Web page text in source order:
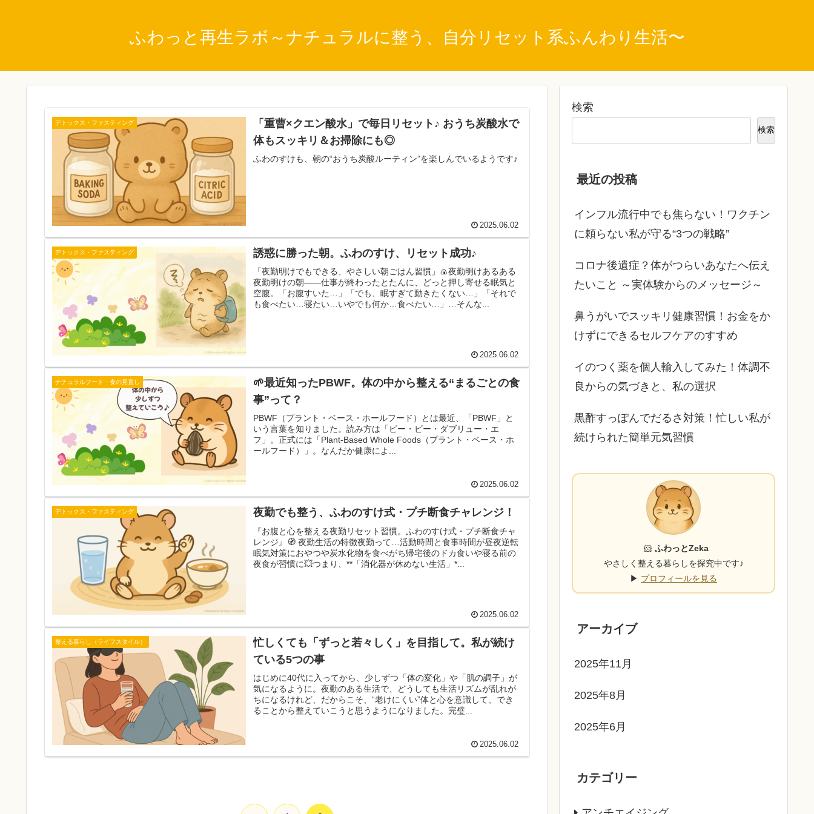
ふわっと再生ラボ～ナチュラルに整う、自分リセット系ふんわり生活〜
デトックス・ファスティング
「重曹×クエン酸水」で毎日リセット♪ おうち炭酸水で
体もスッキリ＆お掃除にも◎
ふわのすけも、朝の“おうち炭酸ルーティン”を楽しんでいるようです♪
2025.06.02
デトックス・ファスティング 誘惑に勝った朝。ふわのすけ、リセット成功♪
「夜勤明けでもできる、やさしい朝ごはん習慣」🍙夜勤明けあるある
夜勤明けの朝――仕事が終わったとたんに、どっと押し寄せる眠気と
空腹。「お腹すいた…」「でも、眠すぎて動きたくない…」「それで
も食べたい…寝たい…いやでも何か…食べたい…」…そんな...
2025.06.02
ナチュラルフード・食の見直し
🌱最近知ったPBWF。体の中から整える“まるごとの食
事”って？
PBWF（プラント・ベース・ホールフード）とは最近、「PBWF」と
いう言葉を知りました。読み方は「ピー・ビー・ダブリュー・エ
フ」。正式には「Plant-Based Whole Foods（プラント・ベース・ホ
ールフード）」。なんだか健康によ...
2025.06.02
デトックス・ファスティング 夜勤でも整う、ふわのすけ式・プチ断食チャレンジ！
『お腹と心を整える夜勤リセット習慣。ふわのすけ式・プチ断食チャ
レンジ』🧭 夜勤生活の特徴夜勤って…活動時間と食事時間が昼夜逆転
眠気対策におやつや炭水化物を食べがち帰宅後のドカ食いや寝る前の
夜食が習慣に💥つまり、**「消化器が休めない生活」*...
2025.06.02
整える暮らし（ライフスタイル）
忙しくても「ずっと若々しく」を目指して。私が続け
ている5つの事
はじめに40代に入ってから、少しずつ「体の変化」や「肌の調子」が
気になるように。夜勤のある生活で、どうしても生活リズムが乱れが
ちになるけれど、だからこそ、“老けにくい”体と心を意識して、でき
ることから整えていこうと思うようになりました。完璧...
2025.06.02
検索
検索
最近の投稿
インフル流行中でも焦らない！ワクチン
に頼らない私が守る“3つの戦略”
コロナ後遺症？体がつらいあなたへ伝え
たいこと ～実体験からのメッセージ～
鼻うがいでスッキリ健康習慣！お金をか
けずにできるセルフケアのすすめ
イのつく薬を個人輸入してみた！体調不
良からの気づきと、私の選択
黒酢すっぽんでだるさ対策！忙しい私が
続けられた簡単元気習慣
🐹 ふわっとZeka
やさしく整える暮らしを探究中です♪
▶ プロフィールを見る
アーカイブ
2025年11月
2025年8月
2025年6月
カテゴリー